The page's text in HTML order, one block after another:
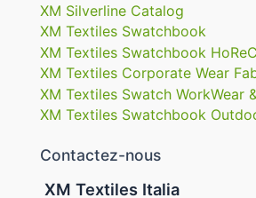
XM Silverline Catalog
XM Textiles Swatchbook
XM Textiles Swatchbook
XM Textiles Corporate Wear
XM Textiles Swatch WorkWear
XM Textiles Swatchbook
Contactez-nous
XM Textiles Italia